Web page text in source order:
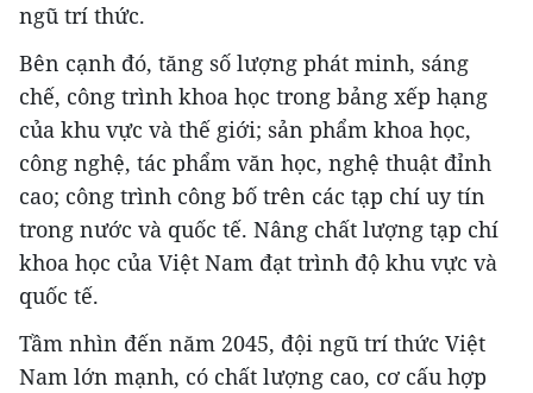
ngũ trí thức.
Bên cạnh đó, tăng số lượng phát minh, sáng
chế, công trình khoa học trong bảng xếp hạng
của khu vực và thế giới; sản phẩm khoa học,
công nghệ, tác phẩm văn học, nghệ thuật đỉnh
cao; công trình công bố trên các tạp chí uy tín
trong nước và quốc tế. Nâng chất lượng tạp chí
khoa học của Việt Nam đạt trình độ khu vực và
quốc tế.
Tầm nhìn đến năm 2045, đội ngũ trí thức Việt
Nam lớn mạnh, có chất lượng cao, cơ cấu hợp